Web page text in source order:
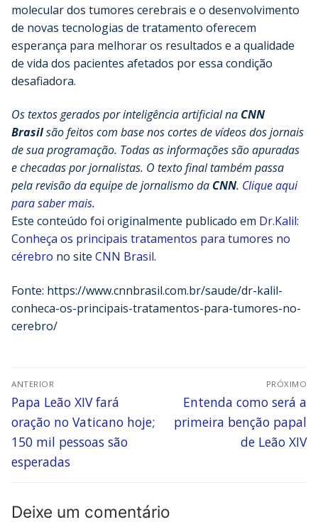
molecular dos tumores cerebrais e o desenvolvimento
de novas tecnologias de tratamento oferecem
esperança para melhorar os resultados e a qualidade
de vida dos pacientes afetados por essa condição
desafiadora.
Os textos gerados por inteligência artificial na CNN
Brasilsão feitos com base nos cortes de vídeos dos jornais
de sua programação. Todas as informações são apuradas
e checadas por jornalistas. O texto final também passa
pela revisão da equipe de jornalismo da CNN. Clique aqui
para saber mais.
Este conteúdo foi originalmente publicado em Dr.Kalil:
Conheça os principais tratamentos para tumores no
cérebro no site CNN Brasil.
Fonte: https://www.cnnbrasil.com.br/saude/dr-kalil-
conheca-os-principais-tratamentos-para-tumores-no-
cerebro/
ANTERIOR
Papa Leão XIV fará
oração no Vaticano hoje;
150 mil pessoas são
esperadas
PRÓXIMO
Entenda como será a
primeira benção papal
de Leão XIV
Deixe um comentário